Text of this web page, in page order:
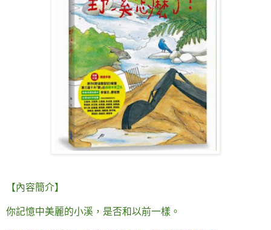
【內容簡介】
你記憶中美麗的小溪，是否和以前一樣。